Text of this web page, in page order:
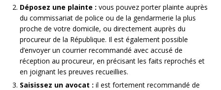
Déposez une plainte : vous pouvez porter plainte auprès
du commissariat de police ou de la gendarmerie la plus
proche de votre domicile, ou directement auprès du
procureur de la République. Il est également possible
d’envoyer un courrier recommandé avec accusé de
réception au procureur, en précisant les faits reprochés et
en joignant les preuves recueillies.
Saisissez un avocat : il est fortement recommandé de